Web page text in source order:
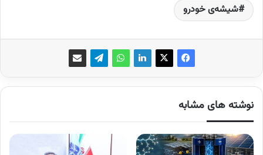
شیشه‌ی خودرو
نوشته های مشابه